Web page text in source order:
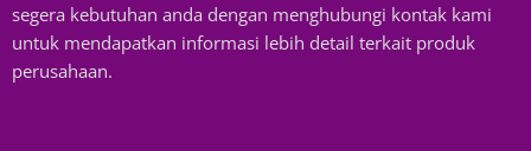
segera kebutuhan anda dengan menghubungi kontak kami
untuk mendapatkan informasi lebih detail terkait produk
perusahaan.